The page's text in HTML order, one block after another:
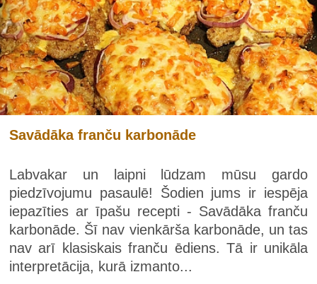
Savādāka franču karbonāde
Labvakar un laipni lūdzam mūsu gardo
piedzīvojumu pasaulē! Šodien jums ir iespēja
iepazīties ar īpašu recepti - Savādāka franču
karbonāde. Šī nav vienkārša karbonāde, un tas
nav arī klasiskais franču ēdiens. Tā ir unikāla
interpretācija, kurā izmanto...